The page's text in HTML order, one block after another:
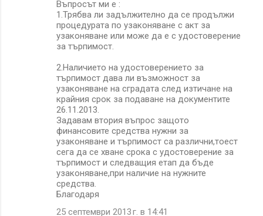
Въпросът ми е :
1.Трябва ли задължително да се продължи
процедурата по узаконяване с акт за
узаконяване или може да е с удостоверение
за търпимост.
2.Наличието на удостоверението за
търпимост дава ли възможност за
узаконяване на сградата след изтичане на
крайния срок за подаване на документите
26.11.2013.
Задавам втория въпрос защото
финансовите средства нужни за
узаконяване и търпимост са различни,тоест
сега да се хване срока с удостоверение за
търпимост и следващия етап да бъде
узаконяване,при наличие на нужните
средства.
Благодаря
25 септември 2013 г. в 14:41